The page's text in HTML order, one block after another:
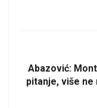
Abazović:
pitanje, više ne